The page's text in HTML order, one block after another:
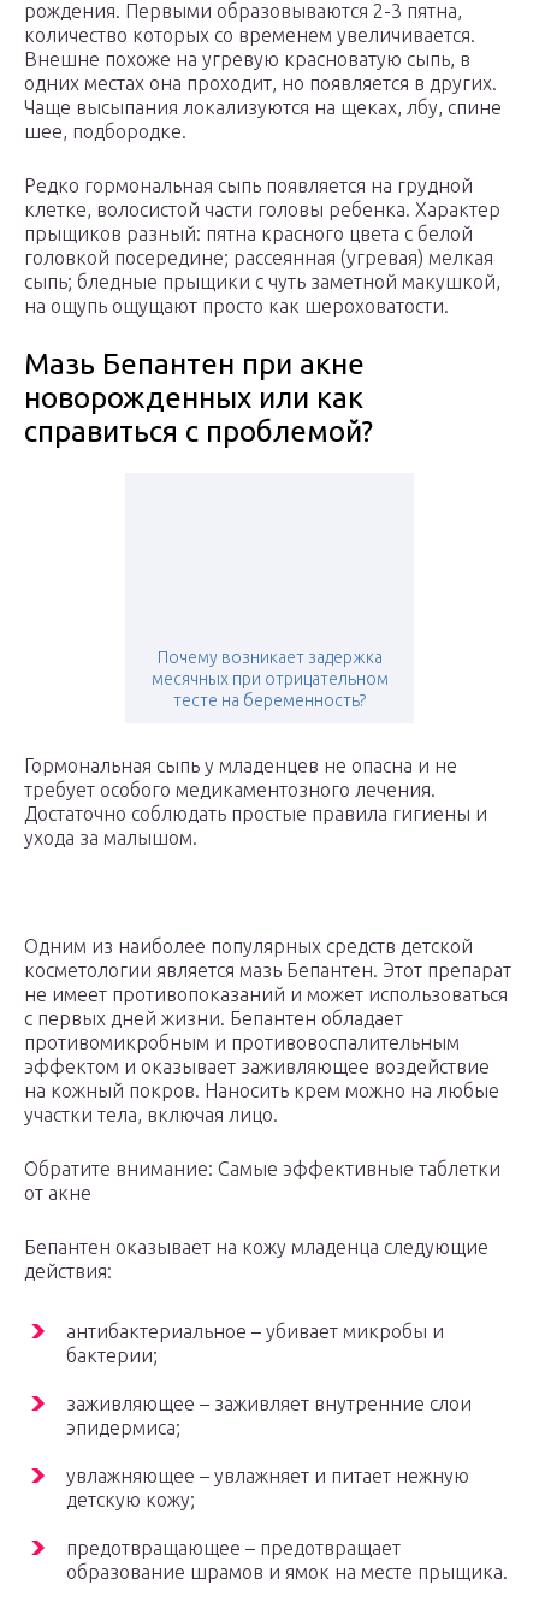
рождения. Первыми образовываются 2-3 пятна,
количество которых со временем увеличивается.
Внешне похоже на угревую красноватую сыпь, в
одних местах она проходит, но появляется в других.
Чаще высыпания локализуются на щеках, лбу, спине
шее, подбородке.
Редко гормональная сыпь появляется на грудной
клетке, волосистой части головы ребенка. Характер
прыщиков разный: пятна красного цвета с белой
головкой посередине; рассеянная (угревая) мелкая
сыпь; бледные прыщики с чуть заметной макушкой,
на ощупь ощущают просто как шероховатости.
Мазь Бепантен при акне
новорожденных или как
справиться с проблемой?
Почему возникает задержка
месячных при отрицательном
тесте на беременность?
Гормональная сыпь у младенцев не опасна и не
требует особого медикаментозного лечения.
Достаточно соблюдать простые правила гигиены и
ухода за малышом.
Одним из наиболее популярных средств детской
косметологии является мазь Бепантен. Этот препарат
не имеет противопоказаний и может использоваться
с первых дней жизни. Бепантен обладает
противомикробным и противовоспалительным
эффектом и оказывает заживляющее воздействие
на кожный покров. Наносить крем можно на любые
участки тела, включая лицо.
Обратите внимание: Самые эффективные таблетки
от акне
Бепантен оказывает на кожу младенца следующие
действия:
антибактериальное – убивает микробы и
бактерии;
заживляющее – заживляет внутренние слои
эпидермиса;
увлажняющее – увлажняет и питает нежную
детскую кожу;
предотвращающее – предотвращает
образование шрамов и ямок на месте прыщика.